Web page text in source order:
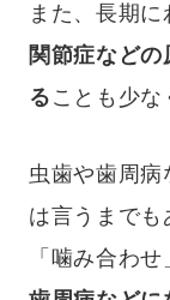
また、長期に
関節症などの
る ことも少な
虫歯や歯周病
は言うまでも
「噛み合わ